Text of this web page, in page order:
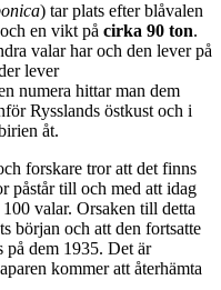
) tar plats efter blåvalen
en vikt på cirka 90 ton.
valar har och den lever på
lever
numera hittar man dem
Rysslands östkust och i
åt.
forskare tror att det finns
påstår till och med att idag
valar. Orsaken till detta
början och att den fortsatte
på dem 1935. Det är
kommer att återhämta